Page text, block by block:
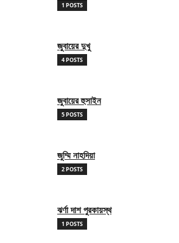
1 POSTS
জুবায়ের দুখু
4 POSTS
জুবায়ের হুসাইন
5 POSTS
জুম্মি নাহদিয়া
2 POSTS
ঝর্ণা দাশ পুরকায়স্থ
1 POSTS